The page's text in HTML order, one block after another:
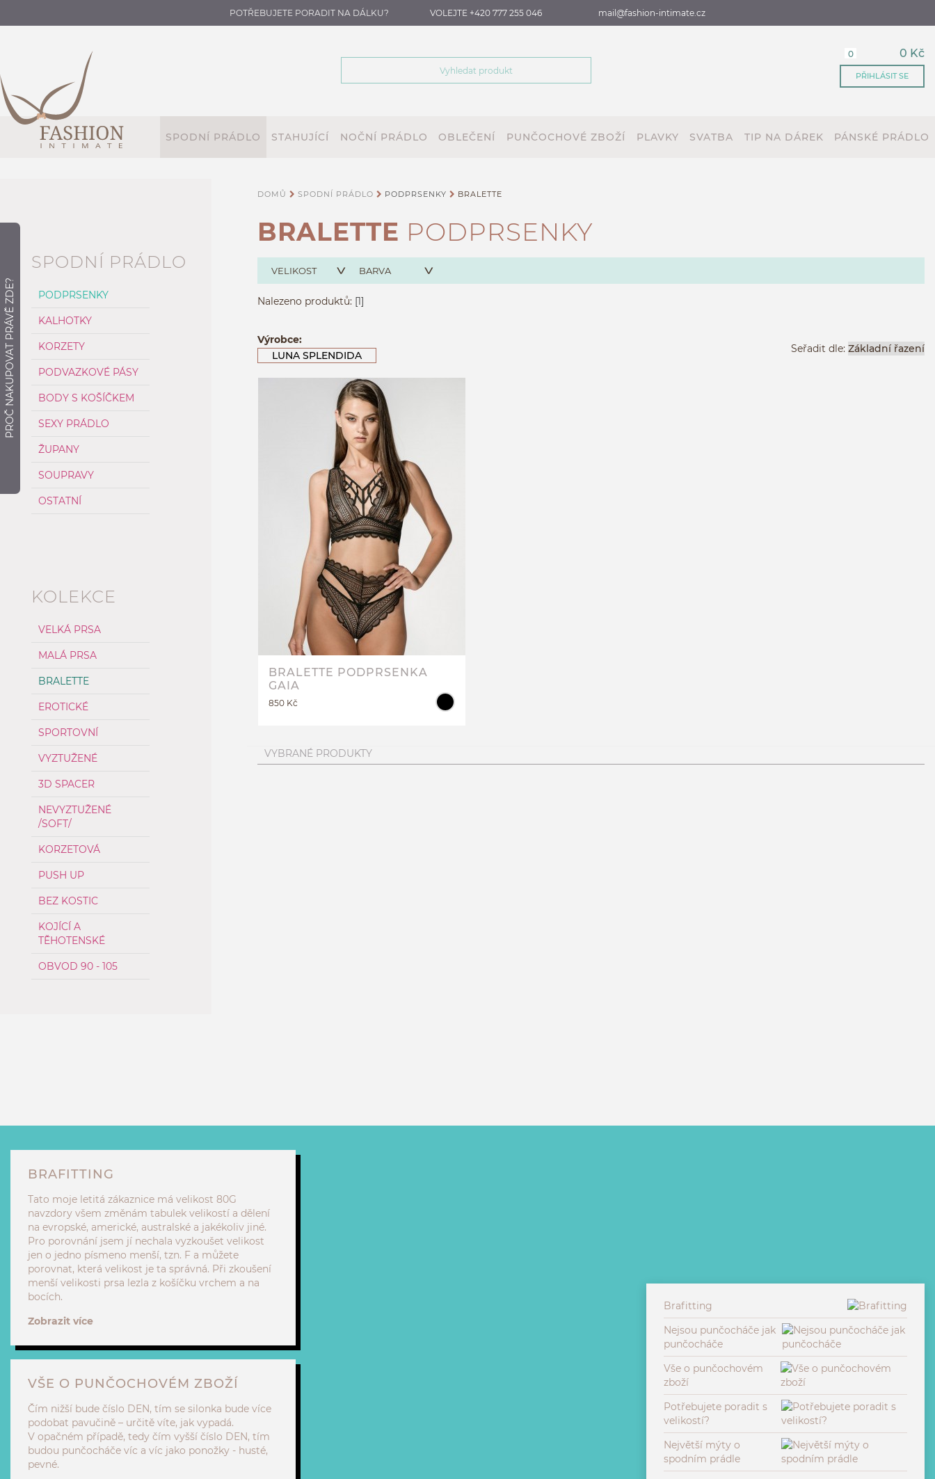
POTŘEBUJETE PORADIT NA DÁLKU? VOLEJTE +420 777 255 046 mail@fashion-intimate.cz
0 0 Kč
PŘIHLÁSIT SE
SPODNÍ PRÁDLO STAHUJÍCÍ NOČNÍ PRÁDLO OBLEČENÍ PUNČOCHOVÉ ZBOŽÍ PLAVKY SVATBA TIP NA DÁREK PÁNSKÉ PRÁDLO
DOMŮ SPODNÍ PRÁDLO PODPRSENKY BRALETTE
BRALETTE PODPRSENKY
VELIKOST BARVA
Nalezeno produktů: [1]
Výrobce:
LUNA SPLENDIDA
Seřadit dle:
BRALETTE PODPRSENKA
GAIA
850 Kč
VYBRANÉ PRODUKTY
SPODNÍ PRÁDLO
PODPRSENKY
KALHOTKY
KORZETY
PODVAZKOVÉ PÁSY
BODY S KOŠÍČKEM
SEXY PRÁDLO
ŽUPANY
SOUPRAVY
OSTATNÍ
KOLEKCE
VELKÁ PRSA
MALÁ PRSA
BRALETTE
EROTICKÉ
SPORTOVNÍ
VYZTUŽENÉ
3D SPACER
NEVYZTUŽENÉ
/SOFT/
KORZETOVÁ
PUSH UP
BEZ KOSTIC
KOJÍCÍ A
TĚHOTENSKÉ
OBVOD 90 - 105
BRAFITTING
Tato moje letitá zákaznice má velikost 80G
navzdory všem změnám tabulek velikostí a dělení
na evropské, americké, australské a jakékoliv jiné.
Pro porovnání jsem jí nechala vyzkoušet velikost
jen o jedno písmeno menší, tzn. F a můžete
porovnat, která velikost je ta správná. Při zkoušení
menší velikosti prsa lezla z košíčku vrchem a na
bocích.
Zobrazit více
VŠE O PUNČOCHOVÉM ZBOŽÍ
Čím nižší bude číslo DEN, tím se silonka bude více
podobat pavučině – určitě víte, jak vypadá.
V opačném případě, tedy čím vyšší číslo DEN, tím
budou punčocháče víc a víc jako ponožky - husté,
pevné.
Brafitting
Nejsou punčocháče jak
punčocháče
Vše o punčochovém
zboží
Potřebujete poradit s
velikostí?
Největší mýty o
spodním prádle
PROČ NAKUPOVAT PRÁVĚ ZDE?